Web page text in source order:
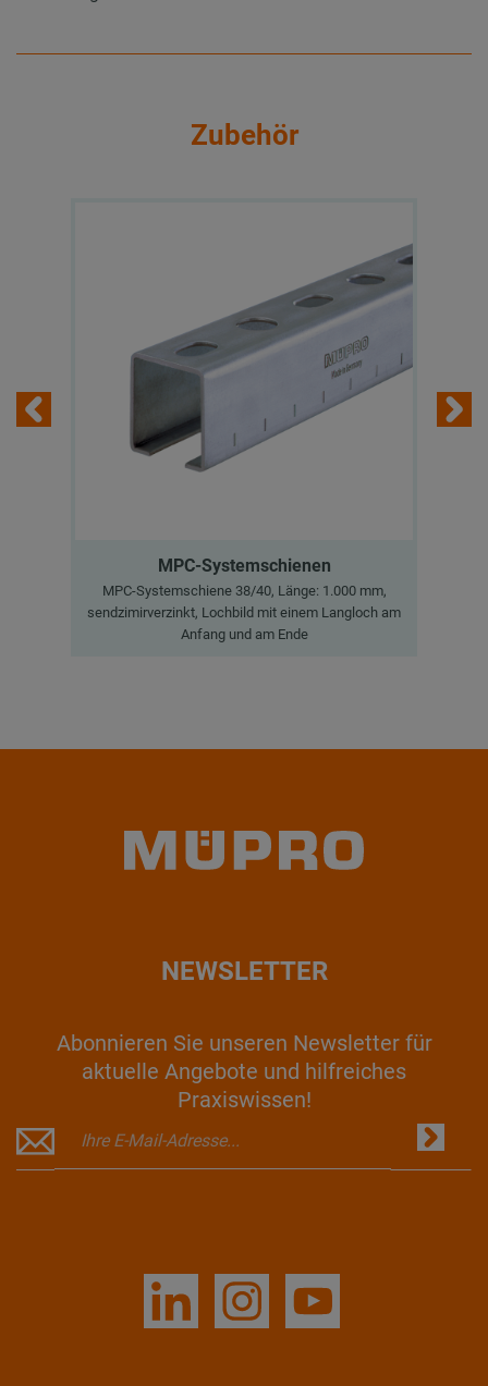
Zubehör
MPC-Systemschienen
MPC-Systemschiene 38/40, Länge: 1.000 mm,
sendzimirverzinkt, Lochbild mit einem Langloch am
Anfang und am Ende
NEWSLETTER
Abonnieren Sie unseren Newsletter für
aktuelle Angebote und hilfreiches
Praxiswissen!